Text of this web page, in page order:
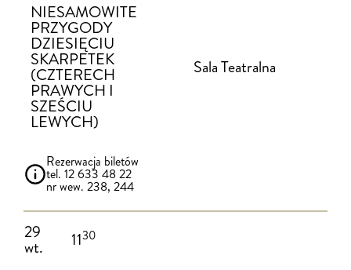
NIESAMOWITE
PRZYGODY
DZIESIĘCIU
SKARPETEK
(CZTERECH
PRAWYCH I
SZEŚCIU
LEWYCH)
Sala Teatralna
Rezerwacja biletów
tel. 12 633 48 22
nr wew. 238, 244
29
wt. 1130